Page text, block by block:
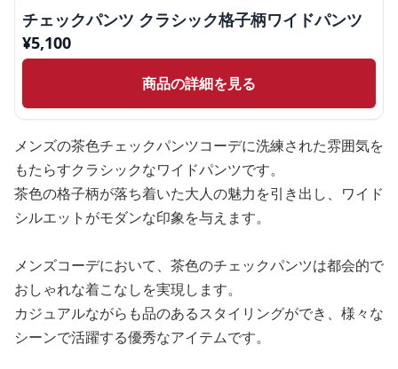
チェックパンツ クラシック格子柄ワイドパンツ
¥5,100
商品の詳細を見る
メンズの茶色チェックパンツコーデに洗練された雰囲気を
もたらすクラシックなワイドパンツです。
茶色の格子柄が落ち着いた大人の魅力を引き出し、ワイド
シルエットがモダンな印象を与えます。
メンズコーデにおいて、茶色のチェックパンツは都会的で
おしゃれな着こなしを実現します。
カジュアルながらも品のあるスタイリングができ、様々な
シーンで活躍する優秀なアイテムです。